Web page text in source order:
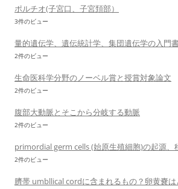
ポルチオ(子宮口、子宮頚部）
3件のビュー
量的遺伝学、遺伝統計学、集団遺伝学の入門
2件のビュー
生命医科学分野のノーベル賞と授賞対象論文
2件のビュー
腹部大動脈とそこから分岐する動脈
2件のビュー
primordial germ cells (始原生殖細胞)の起源、
2件のビュー
臍帯 umbllical cordに含まれるもの？卵黄嚢は